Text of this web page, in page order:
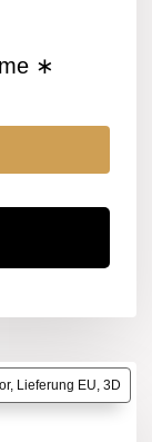
∗
Lieferung EU, 3D